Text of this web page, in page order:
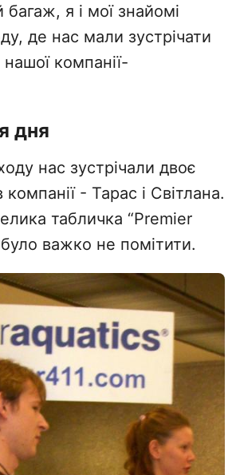
я і мої знайомі
де нас мали зустрічати
компанії-
дня
нас зустрічали двоє
компанії - Тарас і Світлана.
табличка “Premier
важко не помітити.